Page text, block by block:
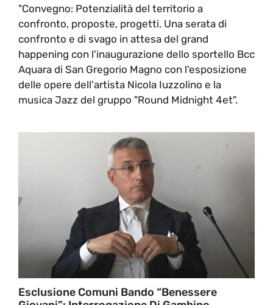
"Convegno: Potenzialità del territorio a
confronto, proposte, progetti. Una serata di
confronto e di svago in attesa del grand
happening con l'inaugurazione dello sportello Bcc
Aquara di San Gregorio Magno con l'esposizione
delle opere dell'artista Nicola Iuzzolino e la
musica Jazz del gruppo "Round Midnight 4et".
Esclusione Comuni Bando “Benessere